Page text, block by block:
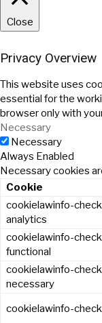
Close
Privacy Overview
This website uses
essential for the
browser only with
Necessary
Necessary
Always Enabled
Necessary cookies
Cookie
cookielawinfo-
analytics
cookielawinfo-
functional
cookielawinfo-
necessary
cookielawinfo-